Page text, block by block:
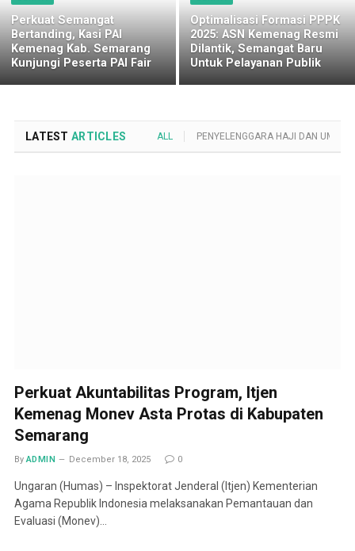
Perkuat Semangat
Bertanding, Kasi PAI
Kemenag Kab. Semarang
Kunjungi Peserta PAI Fair
Optimalisasi Formasi PPPK
2025: ASN Kemenag Resmi
Dilantik, Semangat Baru
Untuk Pelayanan Publik
LATEST ARTICLES ALL PENYELENGGARA HAJI DAN UMROH
Perkuat Akuntabilitas Program, Itjen
Kemenag Monev Asta Protas di Kabupaten
Semarang
By ADMIN December 18, 2025 0
Ungaran (Humas) – Inspektorat Jenderal (Itjen) Kementerian
Agama Republik Indonesia melaksanakan Pemantauan dan
Evaluasi (Monev)…